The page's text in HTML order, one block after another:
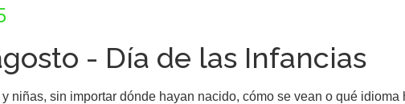
- Día de las Infancias
niñas, sin importar dónde hayan nacido, cómo se vean o qué